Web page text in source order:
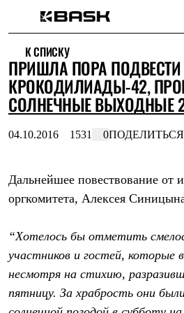
Интернет-магазин
Мужская одежда
Утепленная пухом
Куртки
Брюки
Комбинезоны
Штормовая одежда
Куртки
Куртки
Брюки
Флисовая одежда
Куртки
Брюки
К СПИСКУ
ПРИШЛА ПОРА ПОДВЕСТИ
КРОКОДИЛИАДЫ-42,
СОЛНЕЧНЫЕ ВЫХОДНЫЕ
04.10.2016 1531 0ПОДЕЛИТЬСЯ
Дальнейшее повествование от
оргкомитета, Алексея
“Хотелось бы отметить
участников и гостей, которые
несмотря на стихию,
пятницу. За храбрость они